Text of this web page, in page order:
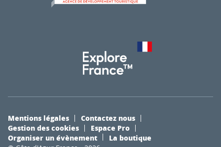
Mentions légales
Contactez nous
Gestion des cookies
Espace Pro
Organiser un évènement
La boutique